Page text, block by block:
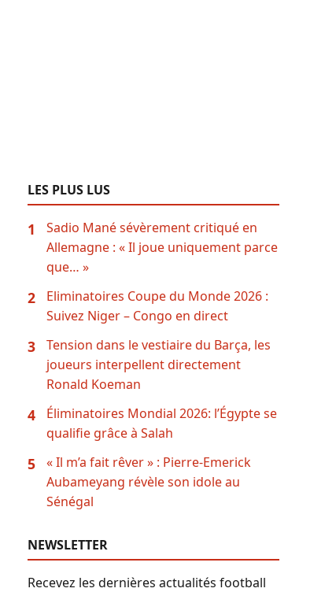
LES PLUS LUS
1
Sadio Mané sévèrement critiqué en
Allemagne : « Il joue uniquement parce
que… »
2
Eliminatoires Coupe du Monde 2026 :
Suivez Niger – Congo en direct
3
Tension dans le vestiaire du Barça, les
joueurs interpellent directement
Ronald Koeman
4
Éliminatoires Mondial 2026: l’Égypte se
qualifie grâce à Salah
5
« Il m’a fait rêver » : Pierre-Emerick
Aubameyang révèle son idole au
Sénégal
NEWSLETTER
Recevez les dernières actualités football